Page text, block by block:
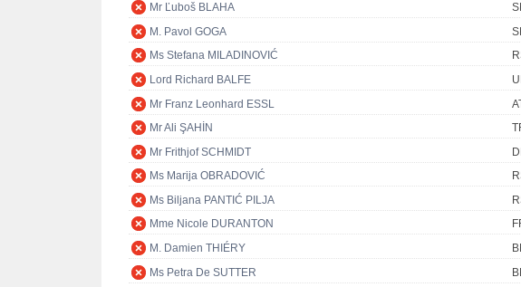
Mr Ľuboš BLAHA
M. Pavol GOGA
Ms Stefana MILADINOVIĆ
Lord Richard BALFE
Mr Franz Leonhard ESSL
Mr Ali ŞAHİN
Mr Frithjof SCHMIDT
Ms Marija OBRADOVIĆ
Ms Biljana PANTIĆ PILJA
Mme Nicole DURANTON
M. Damien THIÉRY
Ms Petra De SUTTER